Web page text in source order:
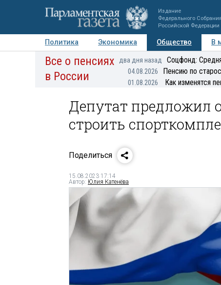
Издание
Федерального Собрания
Российской Федерации
Политика Экономика Общество В
Авторы Персоны Мнения Регионы
Все о пенсиях
в России
два дня назад Соцфонд:
04.08.2026 Пенсию по
01.08.2026 Как изменятся
Депутат предложил
строить
Поделиться
15.08.2023 17:14
Автор: Юлия Катенёва